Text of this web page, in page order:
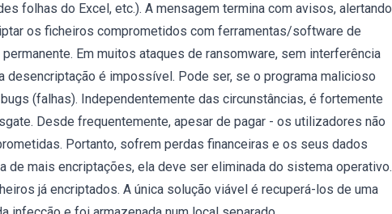
folhas do Excel, etc.). A mensagem termina com avisos, alertando
os ficheiros comprometidos com ferramentas/software de
Em muitos ataques de ransomware, sem interferência
é impossível. Pode ser, se o programa malicioso
(falhas). Independentemente das circunstâncias, é fortemente
Desde frequentemente, apesar de pagar - os utilizadores não
Portanto, sofrem perdas financeiras e os seus dados
de mais encriptações, ela deve ser eliminada do sistema operativo.
já encriptados. A única solução viável é recuperá-los de uma